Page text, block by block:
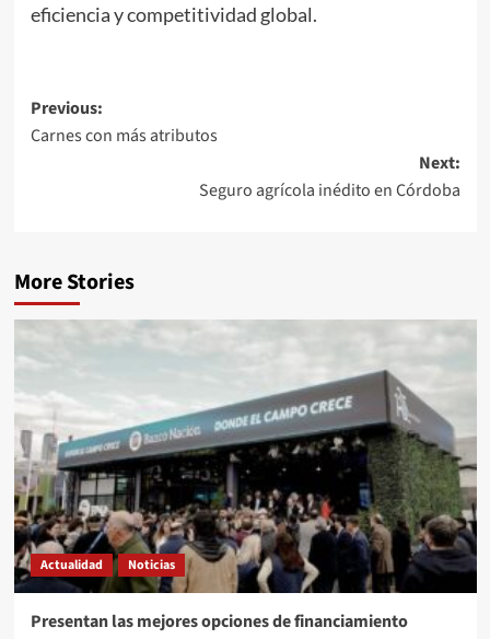
eficiencia y competitividad global.
Post
navigation
Previous:
Carnes con más atributos
Next:
Seguro agrícola inédito en Córdoba
More Stories
Actualidad Noticias
Presentan las mejores opciones de financiamiento